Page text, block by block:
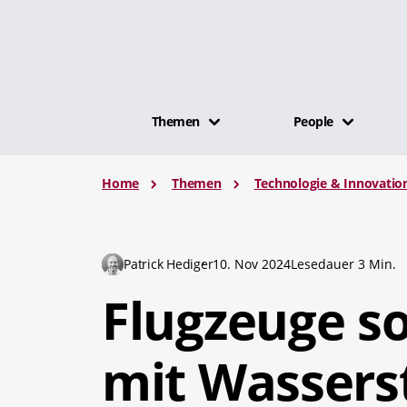
Themen People
Home Themen Technologie &
Patrick Hediger10. Nov 2024Lesedauer 3 Min.
Flugzeuge
mit